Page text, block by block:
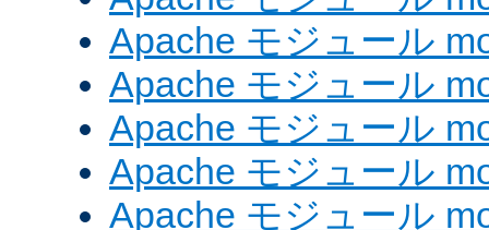
Apache モジュール
Apache モジュール
Apache モジュール
Apache モジュール
Apache モジュール